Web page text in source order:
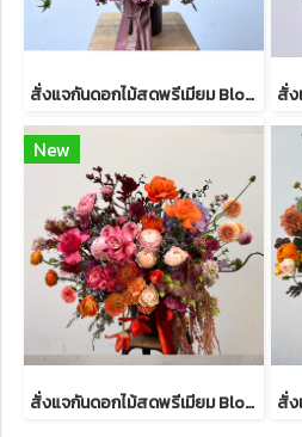
สั่งแจกันดอกไม้สดพรีเมียม Blooming Elegance 75 แสดงความยินดีองค์กร | Le Floriste
New
สั่งแจกันดอกไม้สดพรีเมียม Blooming Elegance 61 แสดงความยินดีองค์กร | Le Floriste